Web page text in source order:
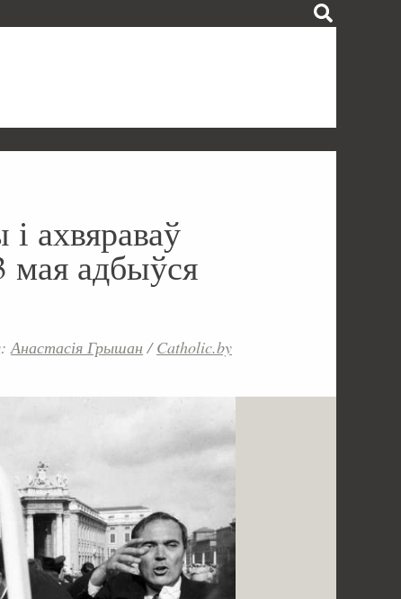
ахвяраваў
мая адбыўся
Анастасія Грышан /Catholic.by